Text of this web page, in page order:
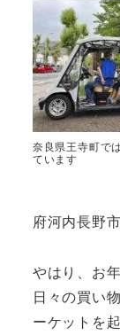
奈良県王寺町で
ています
府河内長野
やはり、お
日々の買い
ーケットを